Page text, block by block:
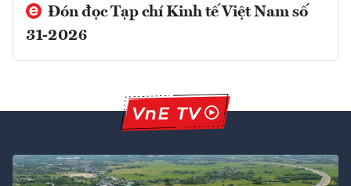
Đón đọc Tạp chí Kinh tế Việt Nam số
31-2026